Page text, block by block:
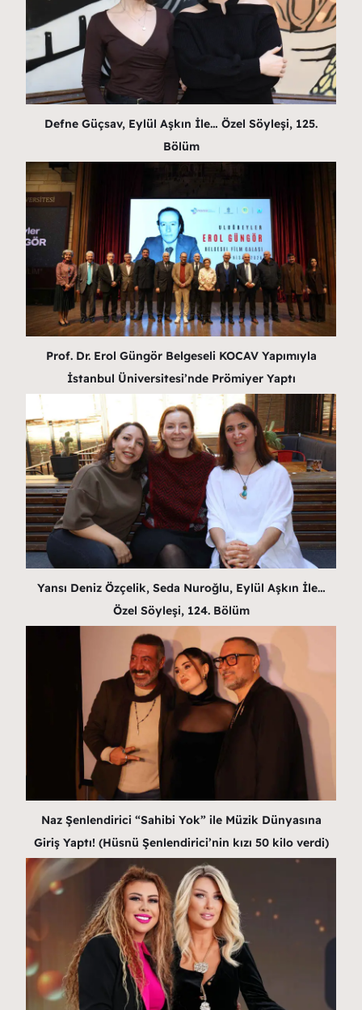
Defne Güçsav, Eylül Aşkın İle… Özel Söyleşi, 125.
Bölüm
Prof. Dr. Erol Güngör Belgeseli KOCAV Yapımıyla
İstanbul Üniversitesi’nde Prömiyer Yaptı
Yansı Deniz Özçelik, Seda Nuroğlu, Eylül Aşkın İle…
Özel Söyleşi, 124. Bölüm
Naz Şenlendirici “Sahibi Yok” ile Müzik Dünyasına
Giriş Yaptı! (Hüsnü Şenlendirici’nin kızı 50 kilo verdi)